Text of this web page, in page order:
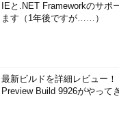
IEと.NET Frameworkのサポ
ます（1年後ですが……）
最新ビルドを詳細レビュー
Preview Build 9926がやって